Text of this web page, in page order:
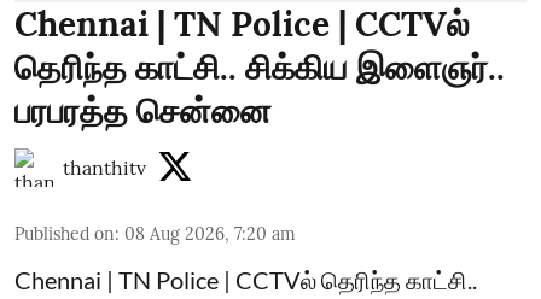
Chennai | TN Police | CCTVல்
தெரிந்த காட்சி.. சிக்கிய இளைஞர்..
பரபரத்த சென்னை
thanthitv
Published on: 08 Aug 2026, 7:20 am
Chennai | TN Police | CCTVல் தெரிந்த காட்சி..